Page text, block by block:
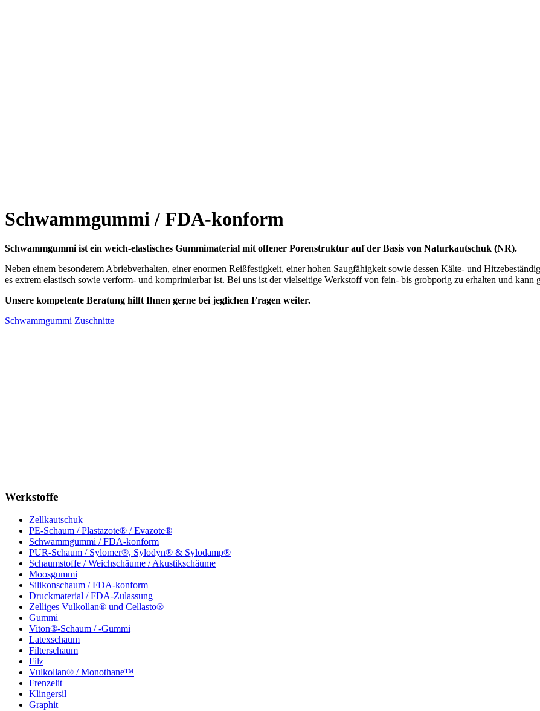
Schwammgummi / FDA-konform
Schwammgummi ist ein weich-elastisches Gummimaterial mit offener Porenstruktur auf der Basis von Naturkautschuk (NR).
Neben einem besonderem Abriebverhalten, einer enormen Reißfestigkeit, einer hohen Saugfähigkeit sowie dessen Kälte- und
es extrem elastisch sowie verform- und komprimierbar ist. Bei uns ist der vielseitige Werkstoff von fein- bis grobporig zu erhalten und
Unsere kompetente Beratung hilft Ihnen gerne bei jeglichen Fragen weiter.
Schwammgummi Zuschnitte
Werkstoffe
Zellkautschuk
PE-Schaum / Plastazote® / Evazote®
Schwammgummi / FDA-konform
PUR-Schaum / Sylomer®, Sylodyn® & Sylodamp®
Schaumstoffe / Weichschäume / Akustikschäume
Moosgummi
Silikonschaum / FDA-konform
Druckmaterial / FDA-Zulassung
Zelliges Vulkollan® und Cellasto®
Gummi
Viton®-Schaum / -Gummi
Latexschaum
Filterschaum
Filz
Vulkollan® / Monothane™
Frenzelit
Klingersil
Graphit